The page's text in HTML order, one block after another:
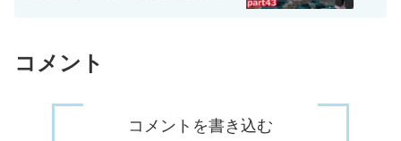
コメント
コメントを書き込む